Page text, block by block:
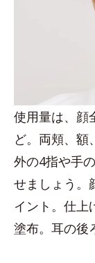
使用量は、顔
ど。両頬、額
外の4指や手
せましょう。
イント。仕上
塗布。耳の後